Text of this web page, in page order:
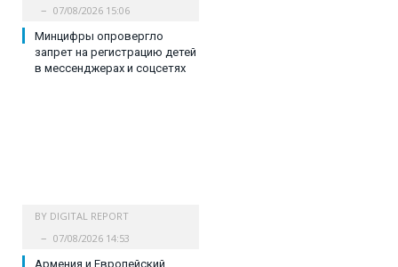
07/08/2026 15:06
Минцифры опровергло
запрет на регистрацию детей
в мессенджерах и соцсетях
BY DIGITAL REPORT
07/08/2026 14:53
Армения и Европейский